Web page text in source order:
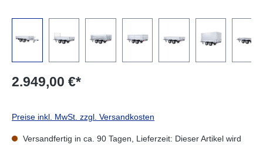
2.949,00 €*
Preise inkl. MwSt. zzgl. Versandkosten
Versandfertig in ca. 90 Tagen, Lieferzeit: Dieser Artikel wird